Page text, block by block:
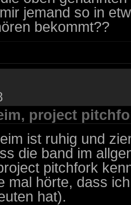
jemand so in
bekommt??
project
ist ruhig und
die band im
pitchfork
mal hörte, dass
hat).